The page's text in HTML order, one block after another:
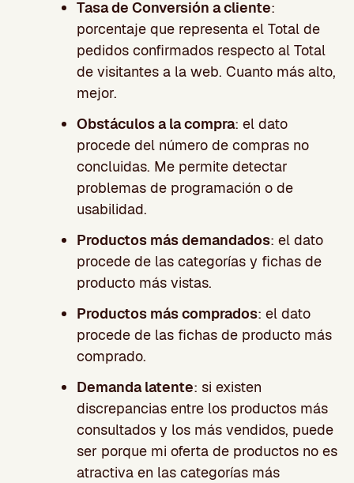
Tasa de Conversión a cliente:
porcentaje que representa el Total de
pedidos confirmados respecto al Total
de visitantes a la web. Cuanto más alto,
mejor.
Obstáculos a la compra: el dato
procede del número de compras no
concluidas. Me permite detectar
problemas de programación o de
usabilidad.
Productos más demandados: el dato
procede de las categorías y fichas de
producto más vistas.
Productos más comprados: el dato
procede de las fichas de producto más
comprado.
Demanda latente: si existen
discrepancias entre los productos más
consultados y los más vendidos, puede
ser porque mi oferta de productos no es
atractiva en las categorías más